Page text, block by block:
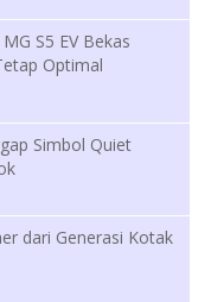
S5 EV Bekas
Optimal
Simbol Quiet
dari Generasi Kotak